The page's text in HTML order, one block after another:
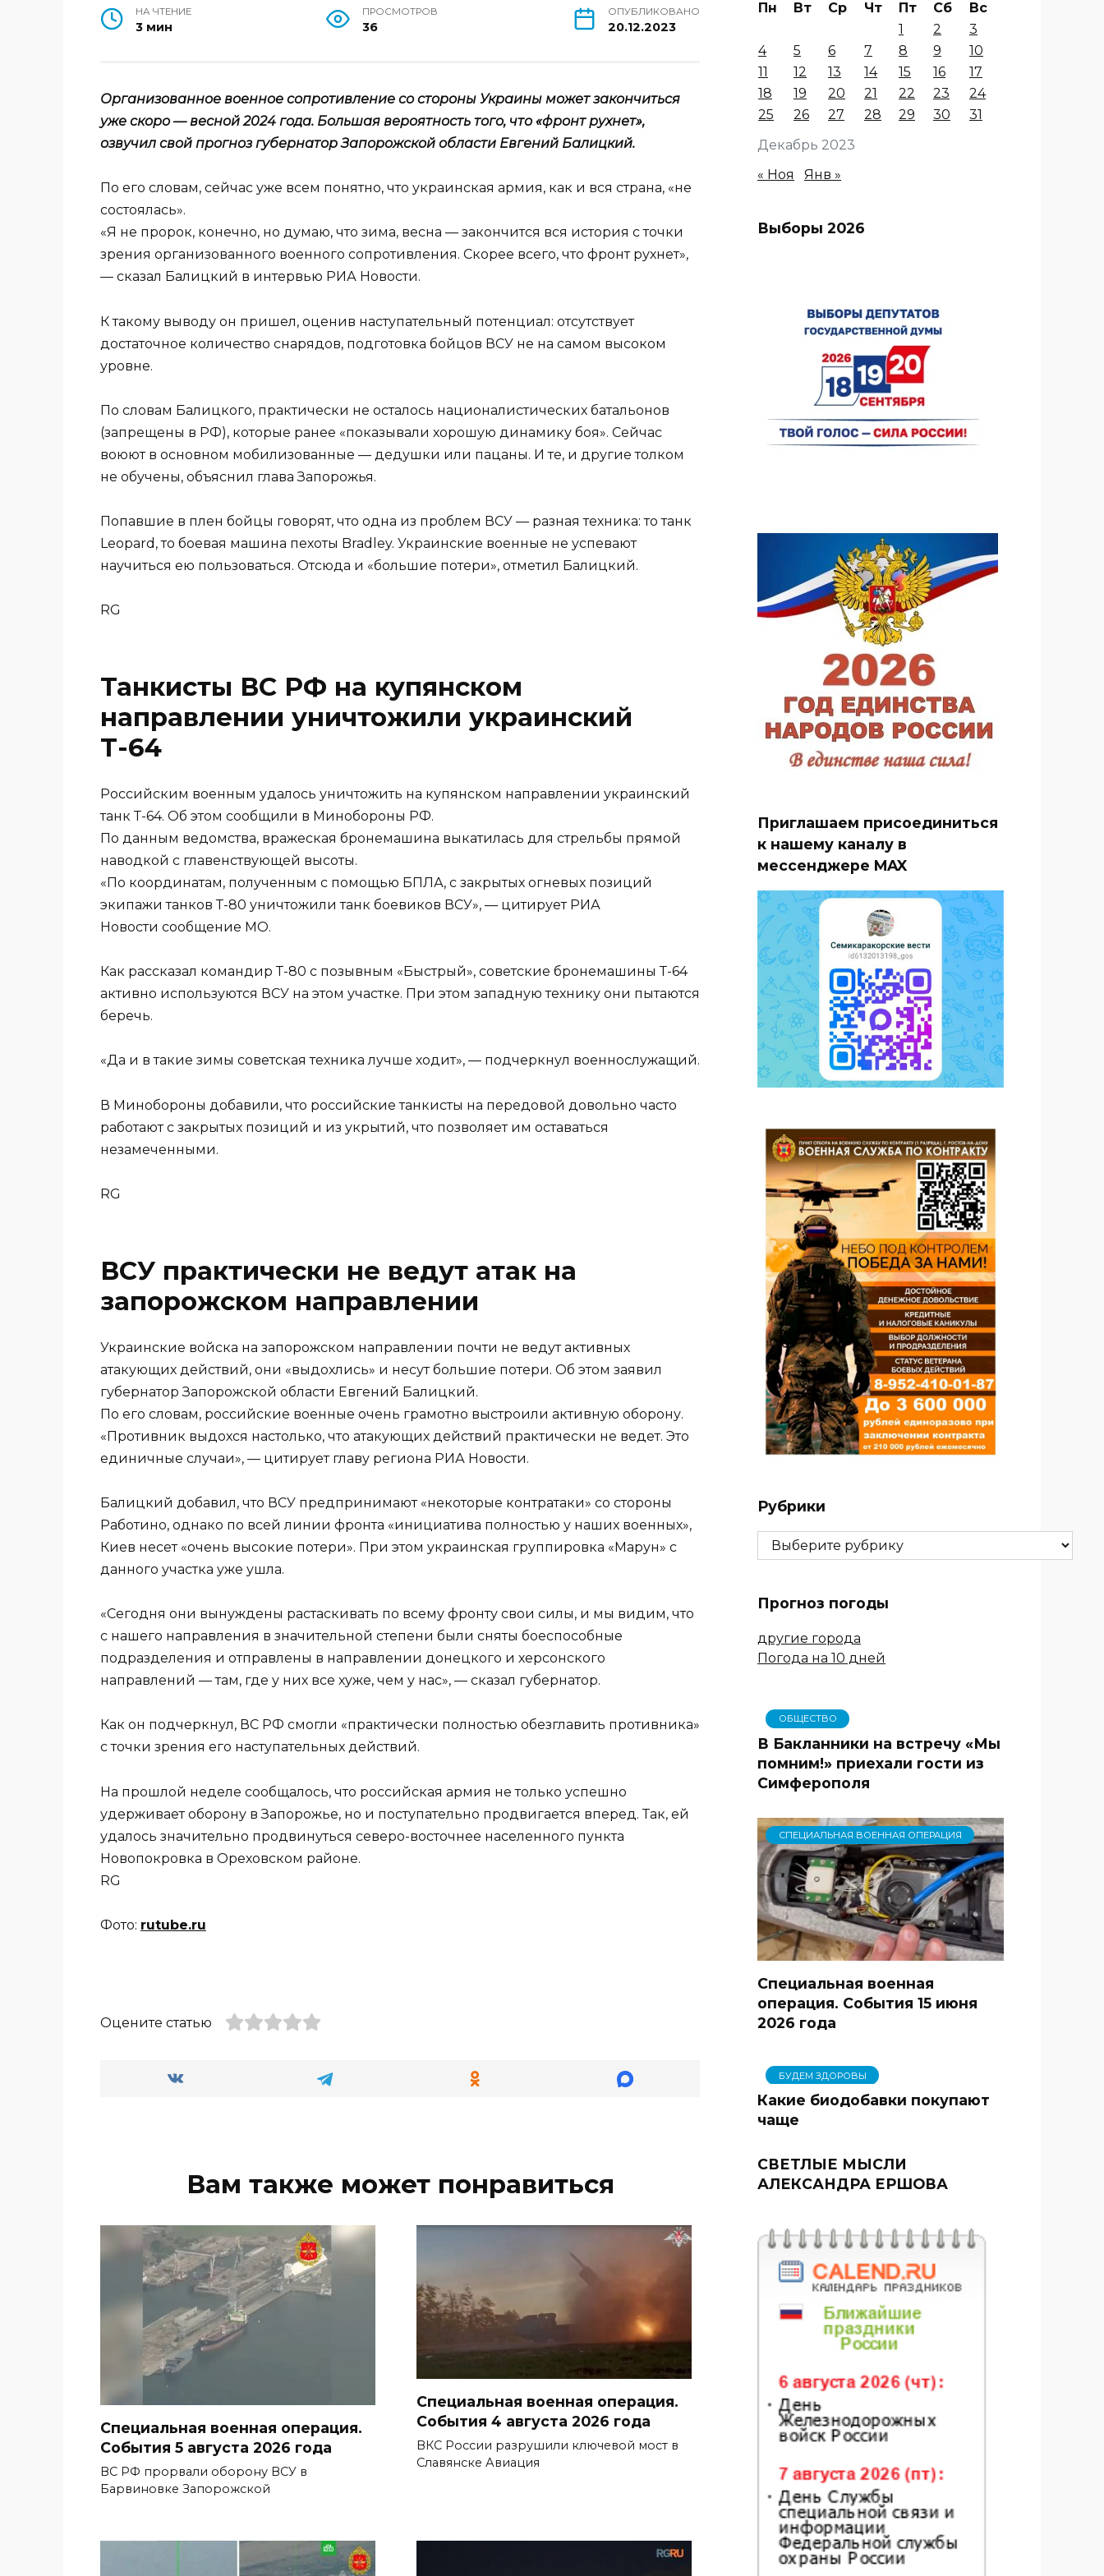
НА ЧТЕНИЕ
3 мин
ПРОСМОТРОВ
36
ОПУБЛИКОВАНО
20.12.2023
Организованное военное сопротивление со стороны Украины может закончиться
уже скоро — весной 2024 года. Большая вероятность того, что «фронт рухнет»,
озвучил свой прогноз губернатор Запорожской области Евгений Балицкий.
По его словам, сейчас уже всем понятно, что украинская армия, как и вся страна, «не
состоялась».
«Я не пророк, конечно, но думаю, что зима, весна — закончится вся история с точки
зрения организованного военного сопротивления. Скорее всего, что фронт рухнет»,
— сказал Балицкий в интервью РИА Новости.
К такому выводу он пришел, оценив наступательный потенциал: отсутствует
достаточное количество снарядов, подготовка бойцов ВСУ не на самом высоком
уровне.
По словам Балицкого, практически не осталось националистических батальонов
(запрещены в РФ), которые ранее «показывали хорошую динамику боя». Сейчас
воюют в основном мобилизованные — дедушки или пацаны. И те, и другие толком
не обучены, объяснил глава Запорожья.
Попавшие в плен бойцы говорят, что одна из проблем ВСУ — разная техника: то танк
Leopard, то боевая машина пехоты Bradley. Украинские военные не успевают
научиться ею пользоваться. Отсюда и «большие потери», отметил Балицкий.
RG
Танкисты ВС РФ на купянском
направлении уничтожили украинский
Т-64
Российским военным удалось уничтожить на купянском направлении украинский
танк Т-64. Об этом сообщили в Минобороны РФ.
По данным ведомства, вражеская бронемашина выкатилась для стрельбы прямой
наводкой с главенствующей высоты.
«По координатам, полученным с помощью БПЛА, с закрытых огневых позиций
экипажи танков Т-80 уничтожили танк боевиков ВСУ», — цитирует РИА
Новости сообщение МО.
Как рассказал командир Т-80 с позывным «Быстрый», советские бронемашины Т-64
активно используются ВСУ на этом участке. При этом западную технику они пытаются
беречь.
«Да и в такие зимы советская техника лучше ходит», — подчеркнул военнослужащий.
В Минобороны добавили, что российские танкисты на передовой довольно часто
работают с закрытых позиций и из укрытий, что позволяет им оставаться
незамеченными.
RG
ВСУ практически не ведут атак на
запорожском направлении
Украинские войска на запорожском направлении почти не ведут активных
атакующих действий, они «выдохлись» и несут большие потери. Об этом заявил
губернатор Запорожской области Евгений Балицкий.
По его словам, российские военные очень грамотно выстроили активную оборону.
«Противник выдохся настолько, что атакующих действий практически не ведет. Это
единичные случаи», — цитирует главу региона РИА Новости.
Балицкий добавил, что ВСУ предпринимают «некоторые контратаки» со стороны
Работино, однако по всей линии фронта «инициатива полностью у наших военных»,
Киев несет «очень высокие потери». При этом украинская группировка «Марун» с
данного участка уже ушла.
«Сегодня они вынуждены растаскивать по всему фронту свои силы, и мы видим, что
с нашего направления в значительной степени были сняты боеспособные
подразделения и отправлены в направлении донецкого и херсонского
направлений — там, где у них все хуже, чем у нас», — сказал губернатор.
Как он подчеркнул, ВС РФ смогли «практически полностью обезглавить противника»
с точки зрения его наступательных действий.
На прошлой неделе сообщалось, что российская армия не только успешно
удерживает оборону в Запорожье, но и поступательно продвигается вперед. Так, ей
удалось значительно продвинуться северо-восточнее населенного пункта
Новопокровка в Ореховском районе.
RG
Фото: rutube.ru
Оцените статью
Вам также может понравиться
Специальная военная операция.
События 5 августа 2026 года
ВС РФ прорвали оборону ВСУ в
Барвиновке Запорожской
Специальная военная операция.
События 4 августа 2026 года
ВКС России разрушили ключевой мост в
Славянске Авиация
Декабрь 2023
Пн Вт Ср Чт Пт Сб
Вс
1
2
3
4
5 6 7 8 9
10
11
12 13 14 15 16
17
18
19 20 21 22 23
24
25
26 27 28 29 30 31
« Ноя Янв »
Выборы 2026
Приглашаем присоединиться
к нашему каналу в
мессенджере MAX
Рубрики
Рубрики
Прогноз погоды
другие города
Погода на 10 дней
ОБЩЕСТВО
В Бакланники на встречу «Мы
помним!» приехали гости из
Симферополя
СПЕЦИАЛЬНАЯ ВОЕННАЯ ОПЕРАЦИЯ
Специальная военная
операция. События 15 июня
2026 года
БУДЕМ ЗДОРОВЫ
Какие биодобавки покупают
чаще
СВЕТЛЫЕ МЫСЛИ
АЛЕКСАНДРА ЕРШОВА